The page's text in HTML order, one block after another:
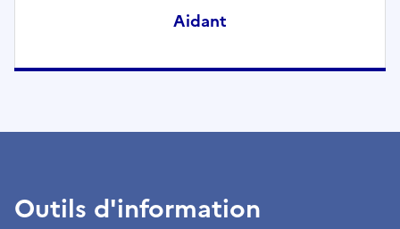
Aidant
Outils d'information